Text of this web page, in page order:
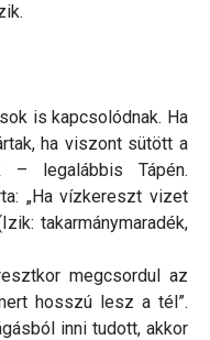
is kapcsolódnak. Ha
ha viszont sütött a
– legalábbis Tápén.
„Ha vízkereszt vizet
takarmánymaradék,
megcsordul az
hosszú lesz a tél”.
inni tudott, akkor